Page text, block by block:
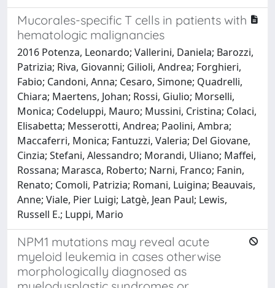
Mucorales-specific T cells in patients with
hematologic malignancies
2016 Potenza, Leonardo; Vallerini, Daniela; Barozzi,
Patrizia; Riva, Giovanni; Gilioli, Andrea; Forghieri,
Fabio; Candoni, Anna; Cesaro, Simone; Quadrelli,
Chiara; Maertens, Johan; Rossi, Giulio; Morselli,
Monica; Codeluppi, Mauro; Mussini, Cristina; Colaci,
Elisabetta; Messerotti, Andrea; Paolini, Ambra;
Maccaferri, Monica; Fantuzzi, Valeria; Del Giovane,
Cinzia; Stefani, Alessandro; Morandi, Uliano; Maffei,
Rossana; Marasca, Roberto; Narni, Franco; Fanin,
Renato; Comoli, Patrizia; Romani, Luigina; Beauvais,
Anne; Viale, Pier Luigi; Latgè, Jean Paul; Lewis,
Russell E.; Luppi, Mario
NPM1 mutations may reveal acute
myeloid leukemia in cases otherwise
morphologically diagnosed as